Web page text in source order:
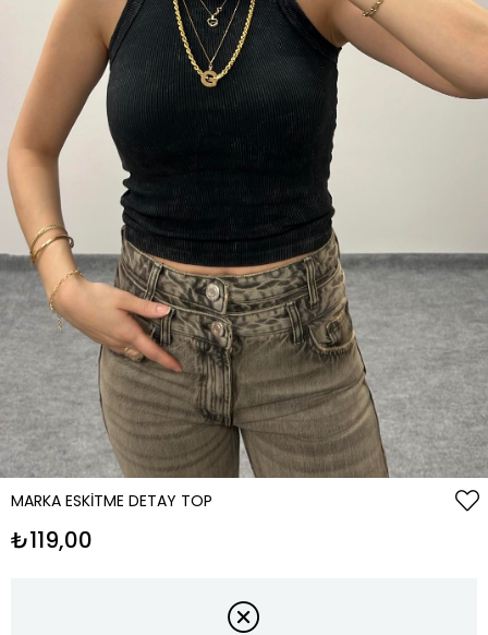
MARKA ESKITME DETAY TOP
₺119,00